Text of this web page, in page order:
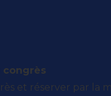
congrès
et réserver par la